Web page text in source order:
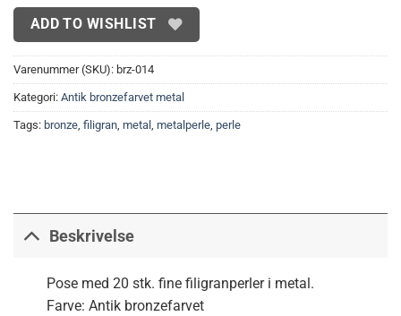
ADD TO WISHLIST
Varenummer (SKU): brz-014
Kategori: Antik bronzefarvet metal
Tags: bronze, filigran, metal , metalperle, perle
Beskrivelse
Pose med 20 stk. fine filigranperler i metal.
Farve: Antik bronzefarvet